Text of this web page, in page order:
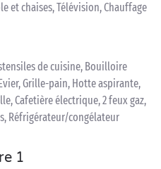
et chaises, Télévision, Chauffage
de cuisine, Bouilloire
Grille-pain, Hotte aspirante,
Cafetière électrique, 2 feux gaz,
Réfrigérateur/congélateur
1